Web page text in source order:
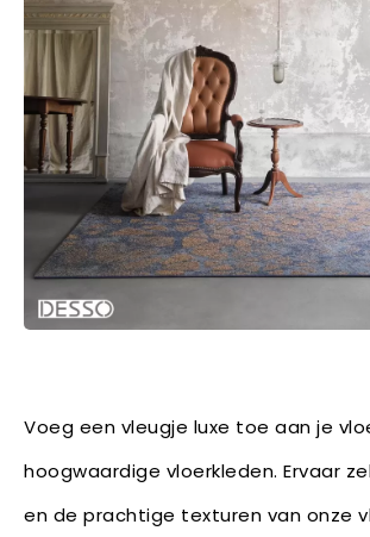
Voeg een vleugje luxe toe aan je
hoogwaardige vloerkleden. Ervaar
en de prachtige texturen van onze